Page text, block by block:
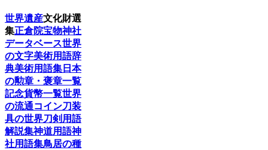
世界遺産文化財選
集正倉院宝物神社
データベース世界
の文字美術用語辞
典美術用語集 日本
の勲章・褒章一覧
記念貨幣一覧世界
の流通コイン刀装
具の世界刀剣用語
解説集神道用語神
社用語集鳥居の種